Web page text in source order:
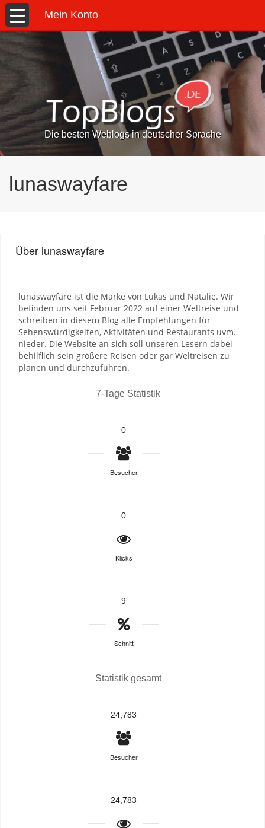
Mein Konto
Die besten Weblogs in deutscher Sprache
lunaswayfare
Über lunaswayfare
lunaswayfare ist die Marke von Lukas und Natalie. Wir
befinden uns seit Februar 2022 auf einer Weltreise und
schreiben in diesem Blog alle Empfehlungen für
Sehenswürdigkeiten, Aktivitäten und Restaurants uvm.
nieder. Die Website an sich soll unseren Lesern dabei
behilflich sein größere Reisen oder gar Weltreisen zu
planen und durchzuführen.
7-Tage Statistik
0
Besucher
0
Klicks
9
Schnitt
Statistik gesamt
24,783
Besucher
24,783